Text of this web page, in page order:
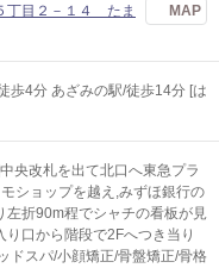
丁目２－１４ たま
MAP
歩4分 あざみの駅/徒歩14分 [は
央改札を出て北口へ東急プラ
ショップを越え,みずほ銀行の
左折90m程でシャチの看板が見
口から階段で2Fへつき当り
スパ/小顔矯正/骨盤矯正/骨格